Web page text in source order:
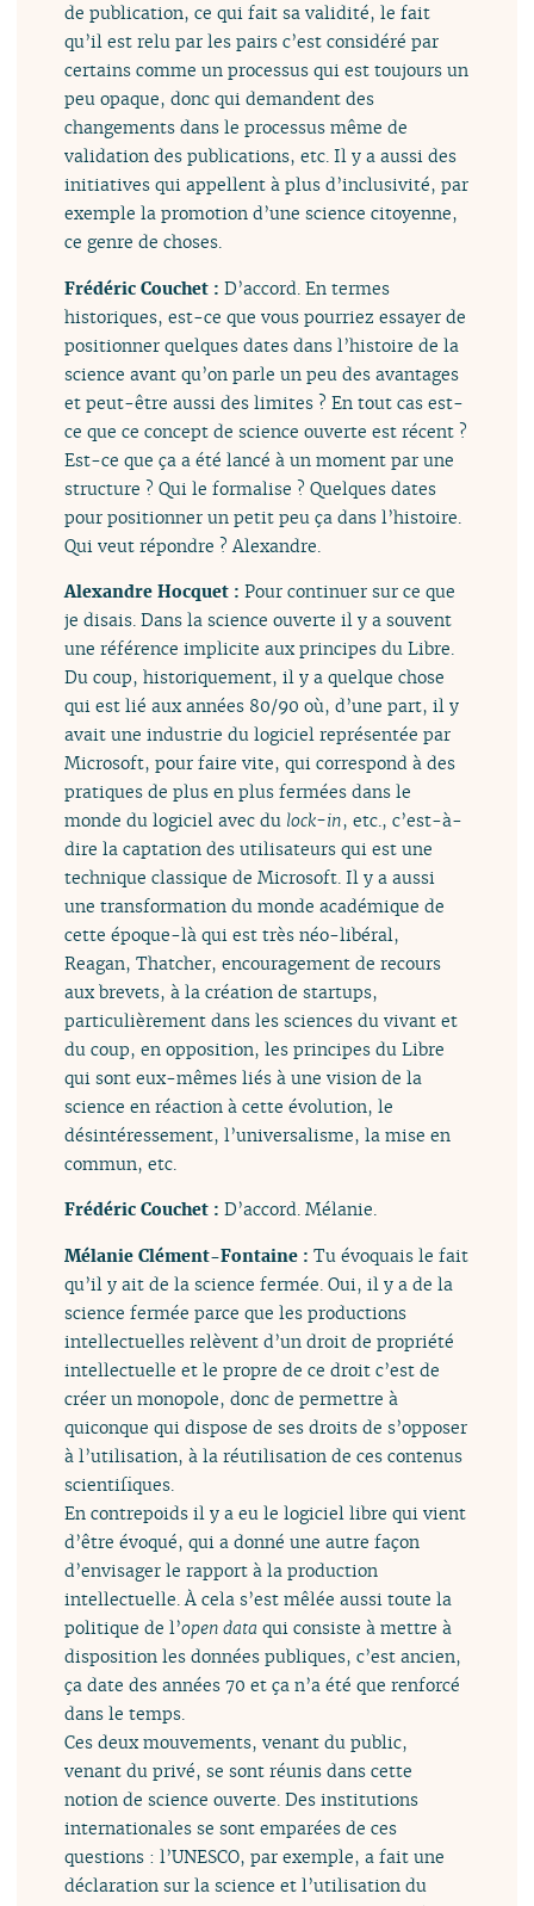
de publication, ce qui fait sa validité, le fait
qu’il est relu par les pairs c’est considéré par
certains comme un processus qui est toujours un
peu opaque, donc qui demandent des
changements dans le processus même de
validation des publications, etc. Il y a aussi des
initiatives qui appellent à plus d’inclusivité, par
exemple la promotion d’une science citoyenne,
ce genre de choses.
Frédéric Couchet :D’accord. En termes
historiques, est-ce que vous pourriez essayer de
positionner quelques dates dans l’histoire de la
science avant qu’on parle un peu des avantages
et peut-être aussi des limites ? En tout cas est-
ce que ce concept de science ouverte est récent ?
Est-ce que ça a été lancé à un moment par une
structure ? Qui le formalise ? Quelques dates
pour positionner un petit peu ça dans l’histoire.
Qui veut répondre ? Alexandre.
Alexandre Hocquet :Pour continuer sur ce que
je disais. Dans la science ouverte il y a souvent
une référence implicite aux principes du Libre.
Du coup, historiquement, il y a quelque chose
qui est lié aux années 80/90 où, d’une part, il y
avait une industrie du logiciel représentée par
Microsoft, pour faire vite, qui correspond à des
pratiques de plus en plus fermées dans le
monde du logiciel avec du lock-in, etc., c’est-à-
dire la captation des utilisateurs qui est une
technique classique de Microsoft. Il y a aussi
une transformation du monde académique de
cette époque-là qui est très néo-libéral,
Reagan, Thatcher, encouragement de recours
aux brevets, à la création de startups,
particulièrement dans les sciences du vivant et
du coup, en opposition, les principes du Libre
qui sont eux-mêmes liés à une vision de la
science en réaction à cette évolution, le
désintéressement, l’universalisme, la mise en
commun, etc.
Frédéric Couchet :D’accord. Mélanie.
Mélanie Clément-Fontaine :Tu évoquais le fait
qu’il y ait de la science fermée. Oui, il y a de la
science fermée parce que les productions
intellectuelles relèvent d’un droit de propriété
intellectuelle et le propre de ce droit c’est de
créer un monopole, donc de permettre à
quiconque qui dispose de ses droits de s’opposer
à l’utilisation, à la réutilisation de ces contenus
scientifiques.
En contrepoids il y a eu le logiciel libre qui vient
d’être évoqué, qui a donné une autre façon
d’envisager le rapport à la production
intellectuelle. À cela s’est mêlée aussi toute la
politique de l’open data qui consiste à mettre à
disposition les données publiques, c’est ancien,
ça date des années 70 et ça n’a été que renforcé
dans le temps.
Ces deux mouvements, venant du public,
venant du privé, se sont réunis dans cette
notion de science ouverte. Des institutions
internationales se sont emparées de ces
questions : l’UNESCO, par exemple, a fait une
déclaration sur la science et l’utilisation du